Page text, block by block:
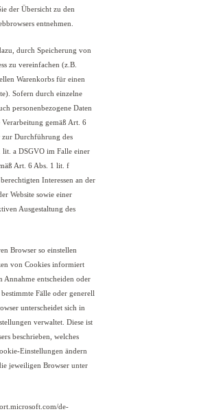
der Übersicht zu den
entnehmen.
durch Speicherung von
zu vereinfachen (z.B.
Warenkorbs für einen
Sofern durch einzelne
personenbezogene Daten
gemäß Art. 6
zur Durchführung des
lit. a DSGVO im Falle einer
Art. 6 Abs. 1 lit. f
Interessen an der
Website sowie einer
Ausgestaltung des
Browser so einstellen
von Cookies informiert
Annahme entscheiden oder
Fälle oder generell
unterscheidet sich in
verwaltet. Diese ist
beschrieben, welches
Einstellungen ändern
jeweiligen Browser unter
de-